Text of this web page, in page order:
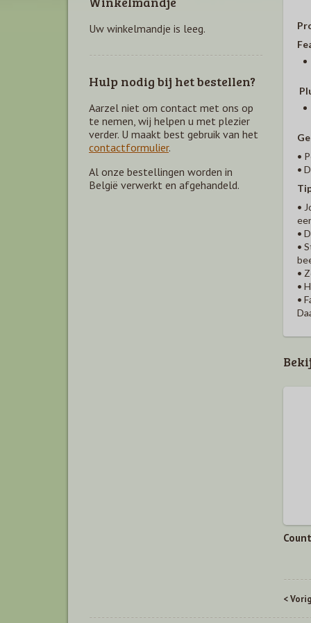
•
•
•
•
•
•
•
•
<
Uw winkelmandje is leeg.
Hulp nodig bij het bestellen?
Aarzel niet om contact met ons op
te nemen, wij helpen u met plezier
verder. U maakt best gebruik van het
contactformulier.
Al onze bestellingen worden in
België verwerkt en afgehandeld.